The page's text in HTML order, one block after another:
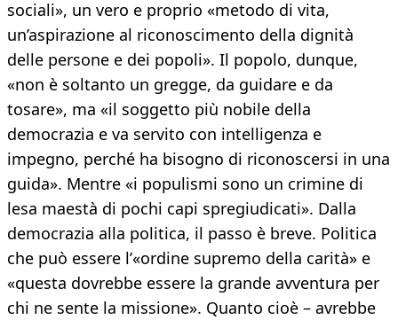
sociali», un vero e proprio «metodo di vita,
un’aspirazione al riconoscimento della dignità
delle persone e dei popoli». Il popolo, dunque,
«non è soltanto un gregge, da guidare e da
tosare», ma «il soggetto più nobile della
democrazia e va servito con intelligenza e
impegno, perché ha bisogno di riconoscersi in una
guida». Mentre «i populismi sono un crimine di
lesa maestà di pochi capi spregiudicati». Dalla
democrazia alla politica, il passo è breve. Politica
che può essere l’«ordine supremo della carità» e
«questa dovrebbe essere la grande avventura per
chi ne sente la missione». Quanto cioè – avrebbe